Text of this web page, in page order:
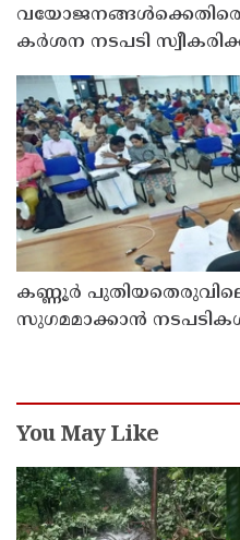
കർശന നടപടി
കണ്ണൂർ
സുഗമമാക്കാന്‍
You May Like